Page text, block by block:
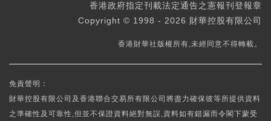
香港政府指定刊載法定通告之憲報刊登報章
Copyright © 1998 - 2026 財華控股有限公司
香港財華社版權所有,未經同意不得轉載。
免責聲明：
財華控股有限公司及香港聯合交易所有限公司將盡力確保彼等所提供資料
之準確性及可靠性,但並不保證資料絕對無誤,資料如有錯漏而令閣下蒙受